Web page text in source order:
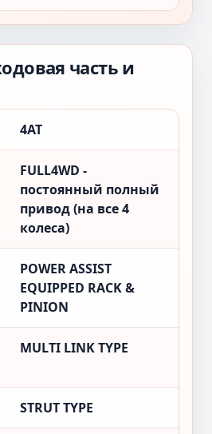
часть и
4AT
FULL4WD -
постоянный полный
привод (на все 4
колеса)
POWER ASSIST
EQUIPPED RACK &
PINION
MULTI LINK TYPE
STRUT TYPE